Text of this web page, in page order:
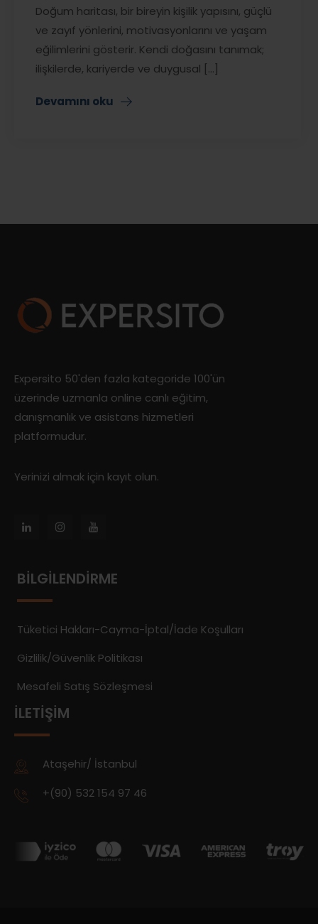
Doğum haritası, bir bireyin kişilik yapısını, güçlü
ve zayıf yönlerini, motivasyonlarını ve yaşam
eğilimlerini gösterir. Kendi doğasını tanımak;
ilişkilerde, kariyerde ve duygusal [...]
Devamını oku
Expersito 50'den fazla kategoride 100'ün
üzerinde uzmanla online canlı eğitim,
danışmanlık ve asistans hizmetleri
platformudur.
Yerinizi almak için kayıt olun.
BILGILENDIRME
Tüketici Hakları-Cayma-İptal/İade Koşulları
Gizlilik/Güvenlik Politikası
Mesafeli Satış Sözleşmesi
İLETIŞIM
Ataşehir/ İstanbul
+(90) 532 154 97 46